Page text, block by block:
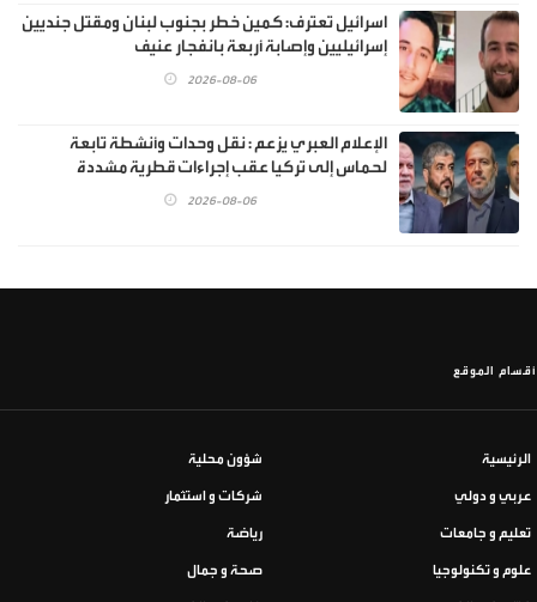
اسرائيل تعترف: كمين خطر بجنوب لبنان ومقتل جنديين
إسرائيليين وإصابة أربعة بانفجار عنيف
2026-08-06
الإعلام العبري يزعم : نقل وحدات وأنشطة تابعة
لحماس إلى تركيا عقب إجراءات قطرية مشددة
2026-08-06
أقسام الموقع
الرئيسية شؤون محلية
عربي و دولي شركات و استثمار
تعليم و جامعات رياضة
علوم و تكنولوجيا صحة و جمال